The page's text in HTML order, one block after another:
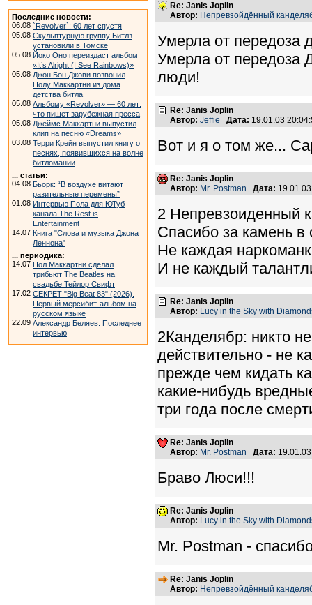
Последние новости:
06.08 `Revolver`: 60 лет спустя
05.08 Скульптурную группу Битлз
установили в Томске
05.08 Йоко Оно переиздаст альбом
«It’s Alright (I See Rainbows)»
05.08 Джон Бон Джови позвонил
Полу Маккартни из дома
детства битла
05.08 Альбому «Revolver» — 60 лет:
что пишет зарубежная пресса
05.08 Джеймс Маккартни выпустил
клип на песню «Dreams»
03.08 Терри Крейн выпустил книгу о
песнях, появившихся на волне
битломании
... статьи:
04.08 Бьорк: “В воздухе витают
разительные перемены”
01.08 Интервью Пола для ЮТуб
канала The Rest is
Entertainment
14.07 Книга "Слова и музыка Джона
Леннона"
... периодика:
14.07 Пол Маккартни сделал
трибьют The Beatles на
свадьбе Тейлор Свифт
17.02 СЕКРЕТ "Big Beat 83" (2026).
Первый мерсибит-альбом на
русском языке
22.09 Александр Беляев. Последнее
интервью
Re: Janis Joplin
Автор: Непревзойдённый
Умерла от передоза
Умерла от передоза
люди!
Re: Janis Joplin
Автор: Jeffie Дата: 19.01.03
Вот и я о том же...
Re: Janis Joplin
Автор: Mr. Postman Дата:
2 Непревзоиденный
Спасибо за камень в
Не каждая
И не каждый
Re: Janis Joplin
Автор: Lucy in the Sky with
2Канделябр: никто
действительно - не
прежде чем кидать
какие-нибудь
три года после
Re: Janis Joplin
Автор: Mr. Postman Дата:
Браво Люси!!!
Re: Janis Joplin
Автор: Lucy in the Sky with
Mr. Postman -
Re: Janis Joplin
Автор: Непревзойдённый